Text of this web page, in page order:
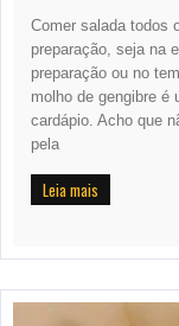
Comer salada todos
preparação, seja na
preparação ou no
molho de gengibre é
cardápio. Acho que
pela
Leia mais